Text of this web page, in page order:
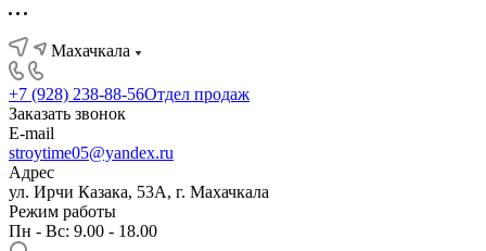
Махачкала
+7 (928) 238-88-56Отдел продаж
Заказать звонок
E-mail
stroytime05@yandex.ru
Адрес
ул. Ирчи Казака, 53А, г. Махачкала
Режим работы
Пн - Вс: 9.00 - 18.00